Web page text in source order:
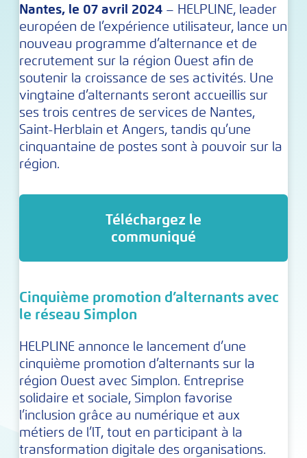
Nantes, le 07 avril 2024 – HELPLINE, leader
européen de l’expérience utilisateur, lance un
nouveau programme d’alternance et de
recrutement sur la région Ouest afin de
soutenir la croissance de ses activités. Une
vingtaine d’alternants seront accueillis sur
ses trois centres de services de Nantes,
Saint-Herblain et Angers, tandis qu’une
cinquantaine de postes sont à pouvoir sur la
région.
Téléchargez le
communiqué
Cinquième promotion d’alternants avec
le réseau Simplon
HELPLINE annonce le lancement d’une
cinquième promotion d’alternants sur la
région Ouest avec Simplon. Entreprise
solidaire et sociale, Simplon favorise
l’inclusion grâce au numérique et aux
métiers de l’lT, tout en participant à la
transformation digitale des organisations.